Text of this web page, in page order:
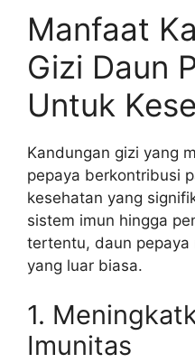
Manfaat
Gizi Daun
Untuk
Kandungan gizi yang
pepaya berkontribusi
kesehatan yang
sistem imun hingga
tertentu, daun pepaya
yang luar biasa.
1.
Imunitas